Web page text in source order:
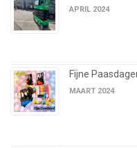
APRIL 2024
Fijne
MAART 2024